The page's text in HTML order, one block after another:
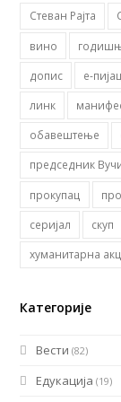
Стеван Рајта
вино
допис
е-
линк
обавештење
председник
прокупац
серијал
скуп
хуманитарна
Категорије
Вести (82)
Едукација (19)